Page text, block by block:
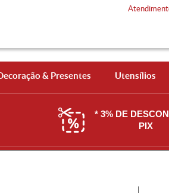
& Presentes Utensílios
* 3% DE
PIX